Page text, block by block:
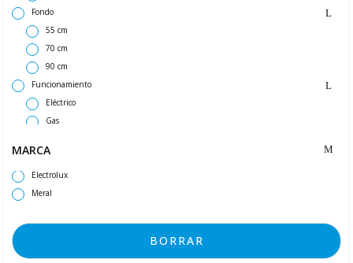
Fondo
55 cm
70 cm
90 cm
Funcionamiento
Eléctrico
Gas
2 Fuegos
3 Fuegos
4 Fuegos
MARCA
Electrolux
Meral
BORRAR